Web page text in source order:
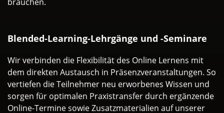
Blended-Learning-Lehrgänge und -Seminare
Wir verbinden die Flexibilität des Online Lernens mit
dem direkten Austausch in Präsenzveranstaltungen. So
vertiefen die Teilnehmer neu erworbenes Wissen und
sorgen für optimalen Praxistransfer durch ergänzende
Online-Termine sowie Zusatzmaterialien auf unserer